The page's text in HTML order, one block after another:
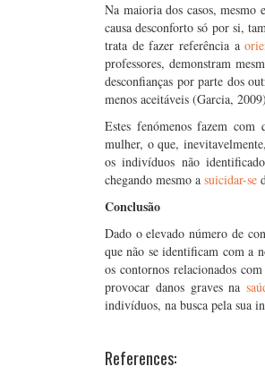
Na maioria dos casos, mesmo
causa desconforto só por si,
trata de fazer referência a
professores, demonstram
desconfianças por parte dos
menos aceitáveis (Garcia,
Estes fenómenos fazem com
mulher, o que,
os indivíduos não
chegando mesmo a suicidar-se
Conclusão
Dado o elevado número de
que não se identificam com a
os contornos relacionados
provocar danos graves na
indivíduos, na busca pela sua
References: